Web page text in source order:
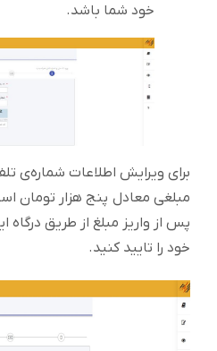
خود شما باشد.
برای ویرایش اطلاعات شماره‌ی
مبلغی معادل پنج هزار تومان
پس از واریز مبلغ از طریق درگاه
خود را تایید کنید.